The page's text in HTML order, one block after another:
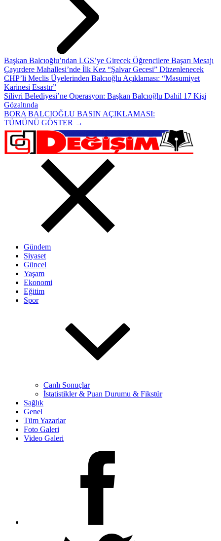
Başkan Balcıoğlu’ndan LGS’ye Girecek Öğrencilere Başarı Mesajı
Çayırdere Mahallesi’nde İlk Kez “Şalvar Gecesi” Düzenlenecek
CHP’li Meclis Üyelerinden Balcıoğlu Açıklaması: “Masumiyet
Karinesi Esastır”
Silivri Belediyesi’ne Operasyon: Başkan Balcıoğlu Dahil 17 Kişi
Gözaltında
BORA BALCIOĞLU BASIN AÇIKLAMASI:
TÜMÜNÜ GÖSTER →
Gündem
Siyaset
Güncel
Yaşam
Ekonomi
Eğitim
Spor
Canlı Sonuçlar
İstatistikler & Puan Durumu & Fikstür
Sağlık
Genel
Tüm Yazarlar
Foto Galeri
Video Galeri